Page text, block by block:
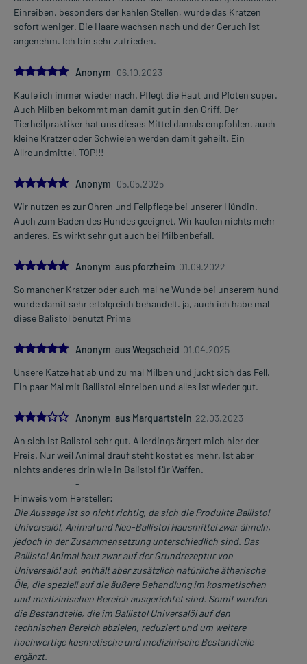
Einreiben, besonders der kahlen Stellen, wurde das Kratzen
sofort weniger. Die Haare wachsen nach und der Geruch ist
angenehm. Ich bin sehr zufrieden.
5.0Anonym 06.10.2023
Kaufe ich immer wieder nach. Pflegt die Haut und Pfoten super.
Auch Milben bekommt man damit gut in den Griff. Der
Tierheilpraktiker hat uns dieses Mittel damals empfohlen, auch
kleine Kratzer oder Schwielen werden damit geheilt. Ein
Allroundmittel. TOP!!!
5.0Anonym 05.05.2025
Wir nutzen es zur Ohren und Fellpflege bei unserer Hündin.
Auch zum Baden des Hundes geeignet. Wir kaufen nichts mehr
anderes. Es wirkt sehr gut auch bei Milbenbefall.
5.0Anonym aus pforzheim 01.09.2022
So mancher Kratzer oder auch mal ne Wunde bei unserem hund
wurde damit sehr erfolgreich behandelt. ja, auch ich habe mal
diese Balistol benutzt Prima
5.0Anonym aus Wegscheid 01.04.2025
Unsere Katze hat ab und zu mal Milben und juckt sich das Fell.
Ein paar Mal mit Ballistol einreiben und alles ist wieder gut.
3.0Anonym aus Marquartstein 22.03.2023
An sich ist Balistol sehr gut. Allerdings ärgert mich hier der
Preis. Nur weil Animal drauf steht kostet es mehr. Ist aber
nichts anderes drin wie in Balistol für Waffen.
-------------------
Hinweis vom Hersteller:
Die Aussage ist so nicht richtig, da sich die Produkte Ballistol
Universalöl, Animal und Neo-Ballistol Hausmittel zwar ähneln,
jedoch in der Zusammensetzung unterschiedlich sind. Das
Ballistol Animal baut zwar auf der Grundrezeptur von
Universalöl auf, enthält aber zusätzlich natürliche ätherische
Öle, die speziell auf die äußere Behandlung im kosmetischen
und medizinischen Bereich ausgerichtet sind. Somit wurden
die Bestandteile, die im Ballistol Universalöl auf den
technischen Bereich abzielen, reduziert und um weitere
hochwertige kosmetische und medizinische Bestandteile
ergänzt.